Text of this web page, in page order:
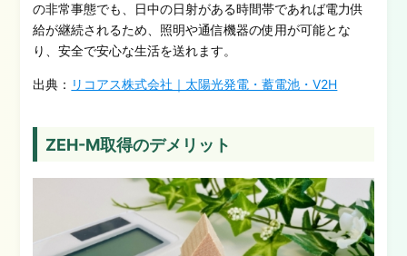
の非常事態でも、日中の日射がある時間帯であれば電力供
給が継続されるため、照明や通信機器の使用が可能とな
り、安全で安心な生活を送れます。
出典： リコアス株式会社｜太陽光発電・蓄電池・V2H
ZEH-M取得のデメリット